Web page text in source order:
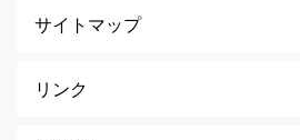
サイトマップ
リンク